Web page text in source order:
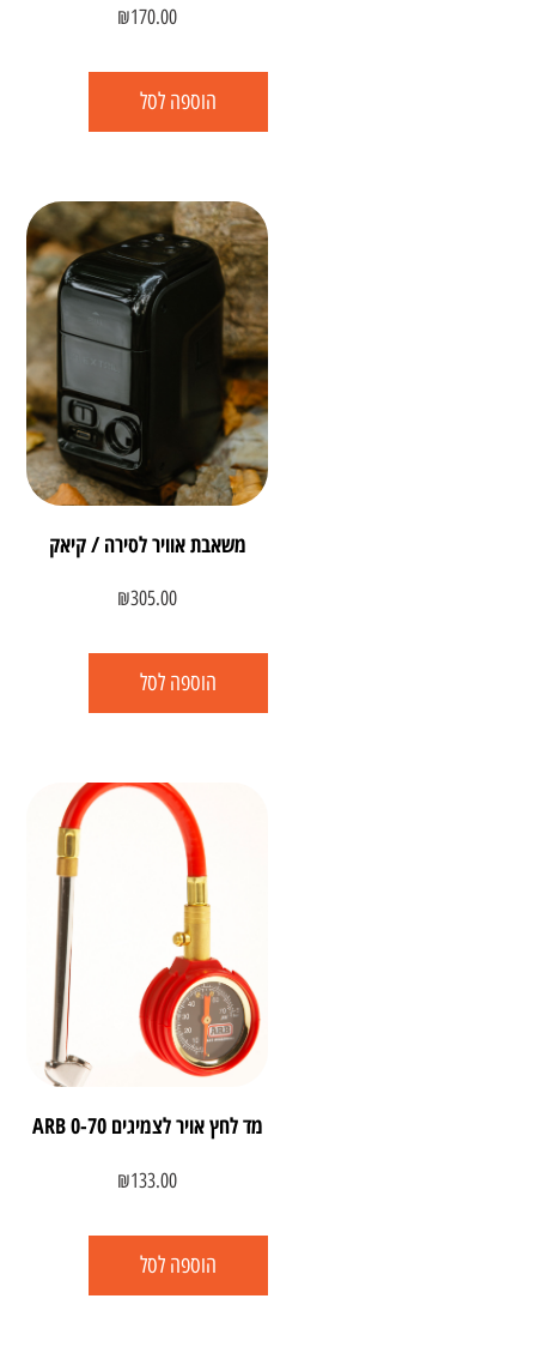
₪170.00
הוספה לסל
משאבת אוויר לסירה / קיאק
₪305.00
הוספה לסל
מד לחץ אויר לצמיגים ARB 0-70
₪133.00
הוספה לסל